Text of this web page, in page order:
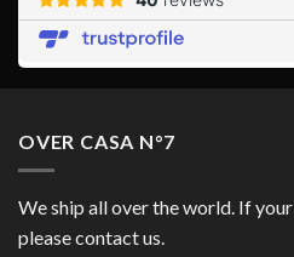
OVER CASA N°7
We ship all over the world. If
please contact us.